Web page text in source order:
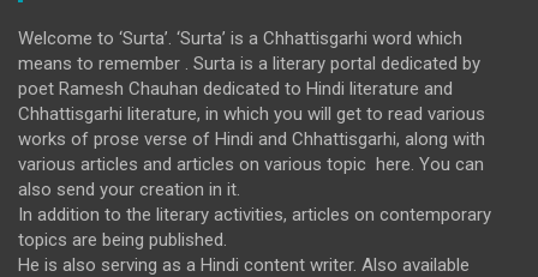
Welcome to ‘Surta’. ‘Surta’ is a Chhattisgarhi word which
means to remember . Surta is a literary portal dedicated by
poet Ramesh Chauhan dedicated to Hindi literature and
Chhattisgarhi literature, in which you will get to read various
works of prose verse of Hindi and Chhattisgarhi, along with
various articles and articles on various topic here. You can
also send your creation in it.
In addition to the literary activities, articles on contemporary
topics are being published.
He is also serving as a Hindi content writer. Also available